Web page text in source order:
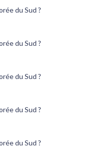
du Sud ?
du Sud ?
du Sud ?
du Sud ?
du Sud ?